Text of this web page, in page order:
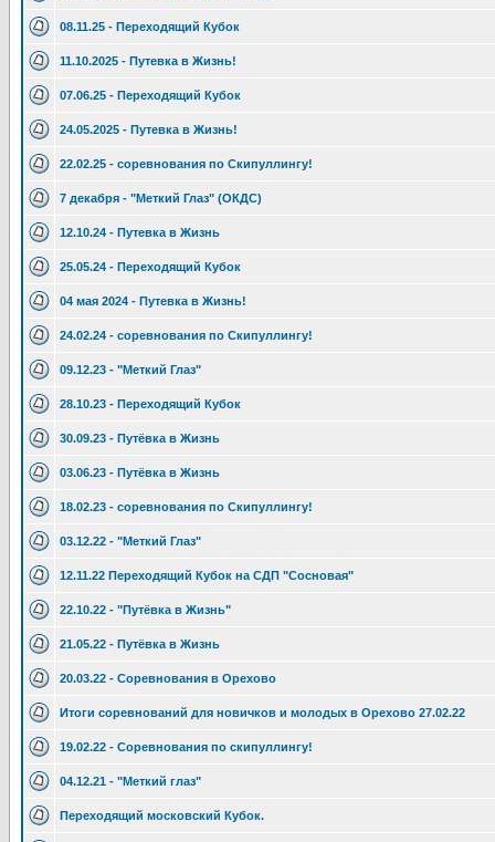
08.11.25 - Переходящий Кубок
11.10.2025 - Путевка в Жизнь!
07.06.25 - Переходящий Кубок
24.05.2025 - Путевка в Жизнь!
22.02.25 - соревнования по Скипуллингу!
7 декабря - "Меткий Глаз" (ОКДС)
12.10.24 - Путевка в Жизнь
25.05.24 - Переходящий Кубок
04 мая 2024 - Путевка в Жизнь!
24.02.24 - соревнования по Скипуллингу!
09.12.23 - "Меткий Глаз"
28.10.23 - Переходящий Кубок
30.09.23 - Путёвка в Жизнь
03.06.23 - Путёвка в Жизнь
18.02.23 - соревнования по Скипуллингу!
03.12.22 - "Меткий Глаз"
12.11.22 Переходящий Кубок на СДП "Сосновая"
22.10.22 - "Путёвка в Жизнь"
21.05.22 - Путёвка в Жизнь
20.03.22 - Соревнования в Орехово
Итоги соревнований для новичков и молодых в Орехово 27.02.22
19.02.22 - Соревнования по скипуллингу!
04.12.21 - "Меткий глаз"
Переходящий московский Кубок.